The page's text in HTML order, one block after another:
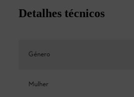
Detalhes técnicos
Género
Mulher